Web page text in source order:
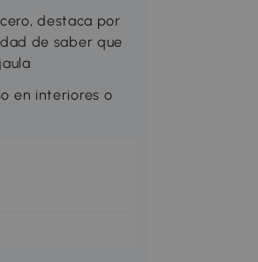
destaca por
de saber que
en interiores o